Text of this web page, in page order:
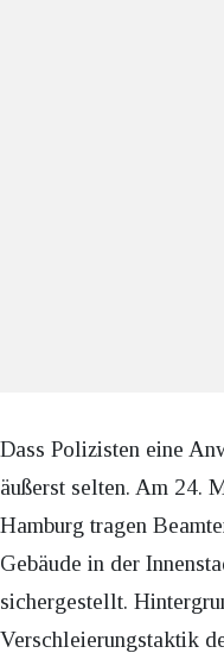
Dass Polizisten eine
äußerst selten. Am 24.
Hamburg tragen
Gebäude in der
sichergestellt.
Verschleierungstaktik